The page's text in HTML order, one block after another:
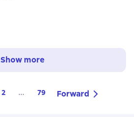
Show more
2 ... 79 Forward